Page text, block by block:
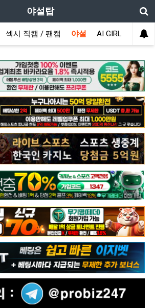
야설탑
섹시 직캠 / 팬캠 야설 AI GIRL